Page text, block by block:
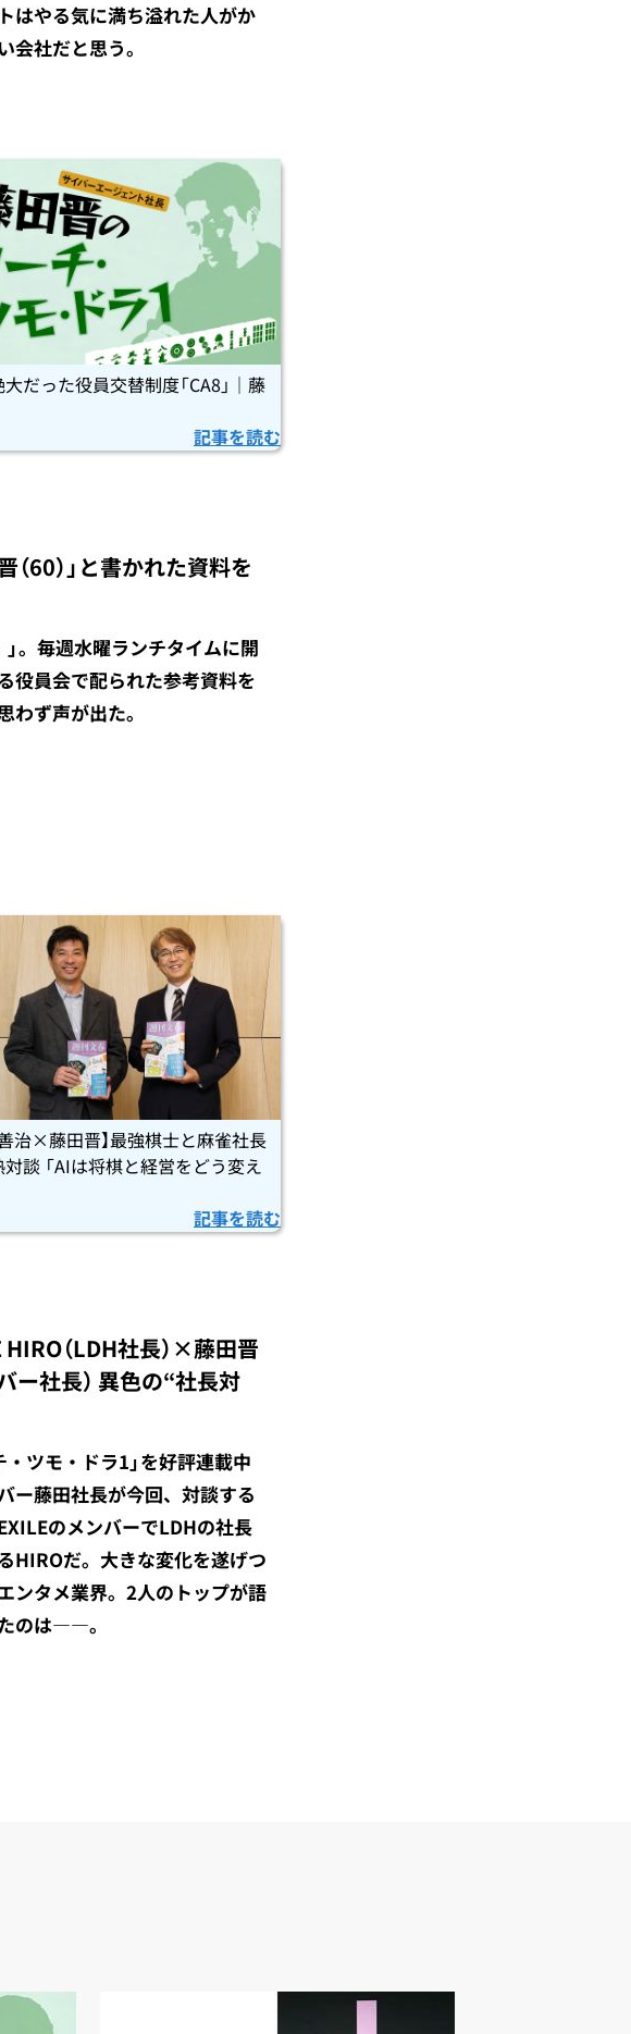
はやる気に満ち溢れた人がか
会社だと思う。
だった役員交替制度「CA8」｜藤
記事を読む
（60）」と書かれた資料を
」。毎週水曜ランチタイムに開
役員会で配られた参考資料を
わず声が出た。
善治×藤田晋】最強棋士と麻雀社長
談 「AIは将棋と経営をどう変え
記事を読む
HIRO（LDH社長）×藤田晋
ー社長） 異色の“社長対
・ツモ・ドラ1」を好評連載中
ー藤田社長が今回、対談する
のメンバーでLDHの社長
HIROだ。大きな変化を遂げつ
ンタメ業界。2人のトップが語
のは――。